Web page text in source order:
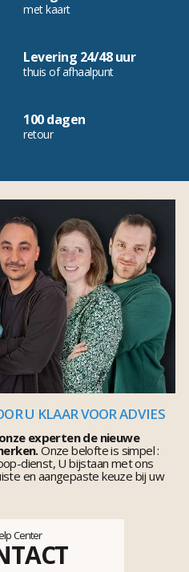
met kaart
Levering 24/48 uur
thuis of afhaalpunt
100 dagen
retour
U KLAAR VOOR ADVIES
experten de nieuwe
Onze belofte is simpel :
dienst, U bijstaan met ons
en aangepaste keuze bij uw
Center